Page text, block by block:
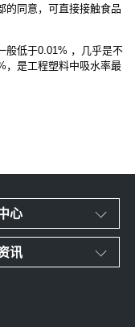
的同意，可直接接触食品
般低于0.01% ，几乎是不
，是工程塑料中吸水率最
心
讯